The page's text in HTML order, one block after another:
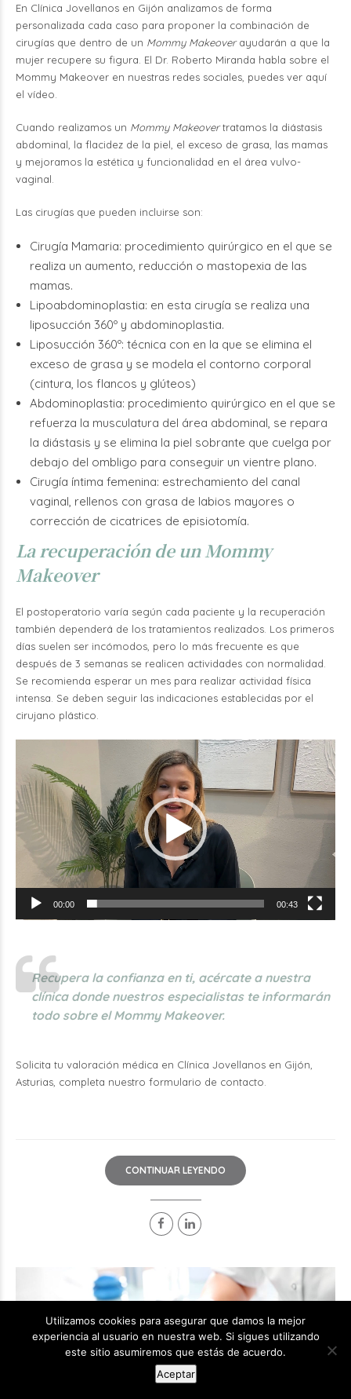
En Clínica Jovellanos en Gijón analizamos de forma
personalizada cada caso para proponer la combinación de
cirugías que dentro de un Mommy Makeoverayudarán a que la
mujer recupere su figura. El Dr. Roberto Miranda habla sobre el
Mommy Makeover en nuestras redes sociales, puedes ver aquí
el vídeo.
Cuando realizamos un Mommy Makeovertratamos la diástasis
abdominal, la flacidez de la piel, el exceso de grasa, las mamas
y mejoramos la estética y funcionalidad en el área vulvo-
vaginal.
Las cirugías que pueden incluirse son:
Cirugía Mamaria: procedimiento quirúrgico en el que se
realiza un aumento, reducción o mastopexia de las
mamas.
Lipoabdominoplastia: en esta cirugía se realiza una
liposucción 360º y abdominoplastia.
Liposucción 360º: técnica con en la que se elimina el
exceso de grasa y se modela el contorno corporal
(cintura, los flancos y glúteos)
Abdominoplastia: procedimiento quirúrgico en el que se
refuerza la musculatura del área abdominal, se repara
la diástasis y se elimina la piel sobrante que cuelga por
debajo del ombligo para conseguir un vientre plano.
Cirugía íntima femenina: estrechamiento del canal
vaginal, rellenos con grasa de labios mayores o
corrección de cicatrices de episiotomía.
La recuperación de un Mommy
Makeover
El postoperatorio varía según cada paciente y la recuperación
también dependerá de los tratamientos realizados. Los primeros
días suelen ser incómodos, pero lo más frecuente es que
después de 3 semanas se realicen actividades con normalidad.
Se recomienda esperar un mes para realizar actividad física
intensa. Se deben seguir las indicaciones establecidas por el
cirujano plástico.
vídeo
00:00 00:43
Recupera la confianza en ti, acércate a nuestra
clínica donde nuestros especialistas te informarán
todo sobre el Mommy Makeover.
Solicita tu valoración médica en Clínica Jovellanos en Gijón,
Asturias, completa nuestro formulario de contacto.
CONTINUAR LEYENDO
Utilizamos cookies para asegurar que damos la mejor
experiencia al usuario en nuestra web. Si sigues utilizando
este sitio asumiremos que estás de acuerdo.
Aceptar